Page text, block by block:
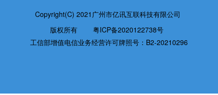
Copyright(C) 2021广州市亿讯互联科技有限公司
版权所有粤ICP备2020122738号
工信部增值电信业务经营许可牌照号：B2-20210296